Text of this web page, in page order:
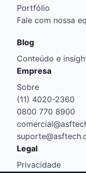
Portfólio
Fale com nossa
Blog
Conteúdo e
Empresa
Sobre
(11) 4020-2360
0800 770 8900
Legal
Privacidade